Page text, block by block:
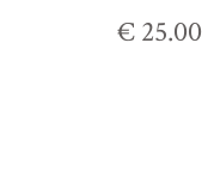
€ 25.00